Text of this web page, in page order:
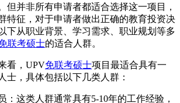
但并非所有申请者都适合选择这一项目，
特征，对于申请者做出正确的教育投资决
下从职业背景、学习需求、职业规划等多
联考硕士的适合人群。
看，UPV免联考硕士项目最适合具有一
士，具体包括以下几类人群：
：这类人群通常具有5-10年的工作经验，